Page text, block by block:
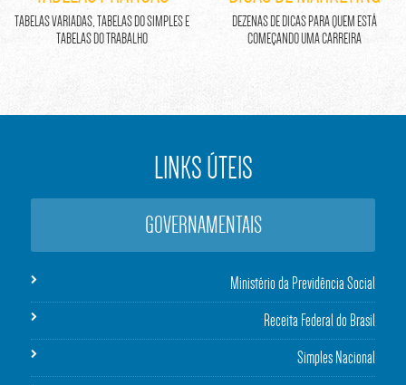
TABELAS VARIADAS, TABELAS DO SIMPLES E
TABELAS DO TRABALHO
DEZENAS DE DICAS PARA QUEM ESTÁ
COMEÇANDO UMA CARREIRA
LINKS ÚTEIS
GOVERNAMENTAIS
Ministério da Previdência Social
Receita Federal do Brasil
Simples Nacional